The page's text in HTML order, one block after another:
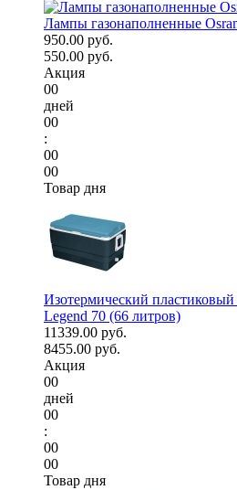
Лампы газонаполненные
950.00 руб.
550.00 руб.
Акция
00
дней
00
:
00
00
Товар дня
Изотермический
Legend 70 (66 литров)
11339.00 руб.
8455.00 руб.
Акция
00
дней
00
:
00
00
Товар дня